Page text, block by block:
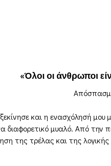
«Όλοι οι άνθρωποι
και η ενασχόλησή
διαφορετικό μυαλό. Από την
της τρέλας και της